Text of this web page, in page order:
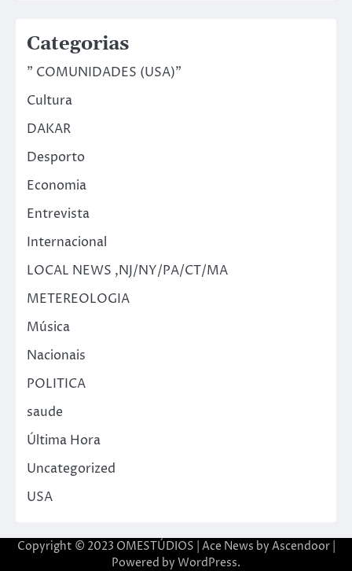
Categorias
" COMUNIDADES (USA)"
Cultura
DAKAR
Desporto
Economia
Entrevista
Internacional
LOCAL NEWS ,NJ/NY/PA/CT/MA
METEREOLOGIA
Música
Nacionais
POLITICA
saude
Última Hora
Uncategorized
USA
Copyright © 2023 OMESTÚDIOS | Ace News by Ascendoor|
Powered by WordPress.